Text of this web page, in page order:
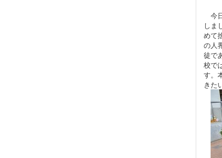
今
しま
めて
の人
徒で
校で
す。
きた